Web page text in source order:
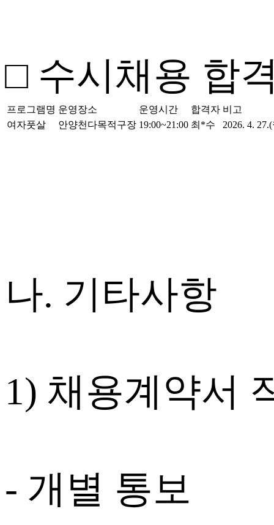
□ 수시채용 합
프로그램명 운영장소 운영시간 합격자 비고
여자풋살
안양천다목적구장 19:00~21:00 최*수 2026. 4.
나. 기타사항
1) 채용계약서
- 개별 통보